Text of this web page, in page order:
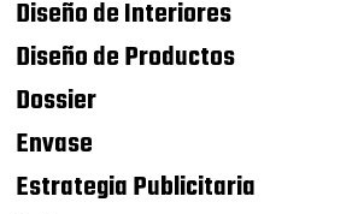
Diseño de Interiores
Diseño de Productos
Dossier
Envase
Estrategia Publicitaria